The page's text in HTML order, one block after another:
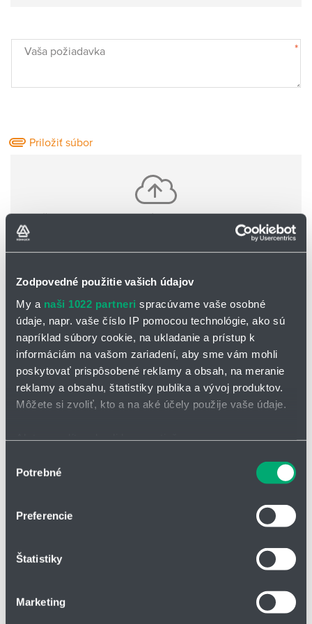
Zodpovedné použitie vašich údajov
My a naši 1022 partneri spracúvame vaše osobné
údaje, napr. vaše číslo IP pomocou technológie, ako sú
napríklad súbory cookie, na ukladanie a prístup k
informáciám na vašom zariadení, aby sme vám mohli
poskytovať prispôsobené reklamy a obsah, na meranie
reklamy a obsahu, štatistiky publika a vývoj produktov.
Môžete si zvoliť, kto a na aké účely použije vaše údaje.
polohe s presnosťou na niekoľko metrov
Viac informácií o tom, ako sa spracúvajú vaše osobné
môžete kedykoľvek zmeniť alebo odvolať cez Vyhlásenie
Na prispôsobenie obsahu a reklám, poskytovanie funkcií
súhlasu
Potrebné
Preferencie
Štatistiky
Marketing
Vaša požiadavka *
Priložiť súbor
Vložte jeden alebo viac súborov pomocou CTRL+shift
Základné informácie o Vás:
Meno a priezvisko
Adresa
Telefón